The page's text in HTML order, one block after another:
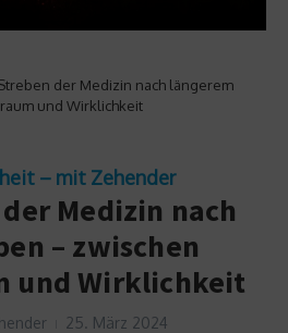
der Medizin nach längerem
und Wirklichkeit
– mit Zehender
Medizin nach
– zwischen
und Wirklichkeit
25. März 2024